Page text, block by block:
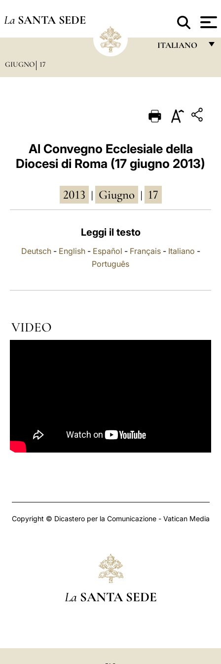
La SANTA SEDE
ITALIANO
PORTUGUÊS
ESPAÑOL
DEUTSCH
GIUGNO 17
Al Convegno Ecclesiale della
Diocesi di Roma (17 giugno 2013)
2013 Giugno 17
Leggi il testo
Deutsch- English- Español - Français- Italiano -
Português
VIDEO
Copyright © Dicastero per la Comunicazione - Vatican Media
La SANTA SEDE